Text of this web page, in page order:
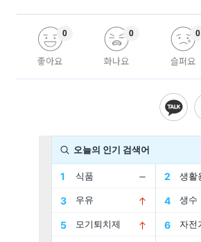
좋아요
0
화나요
0
슬퍼요
0